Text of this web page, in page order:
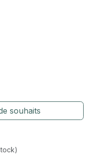
souhaits